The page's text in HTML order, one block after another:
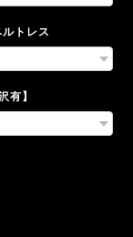
トレス
有】